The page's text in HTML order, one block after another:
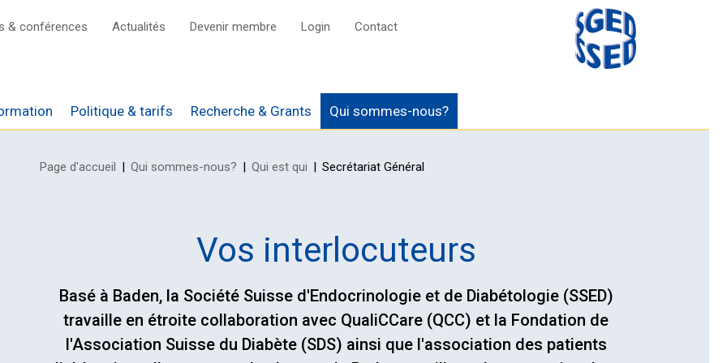
& conférences Actualités Devenir membre Login Contact
Tech
Politique & tarifs Recherche & Grants Qui sommes-nous?
Général
Réseau International
Page d'accueil Qui sommes-nous? Qui est qui Secrétariat Général
Vos interlocuteurs
Basé à Baden, la Société Suisse d'Endocrinologie et de Diabétologie (SSED)
travaille en étroite collaboration avec QualiCCare (QCC) et la Fondation de
l'Association Suisse du Diabète (SDS) ainsi que l'association des patients